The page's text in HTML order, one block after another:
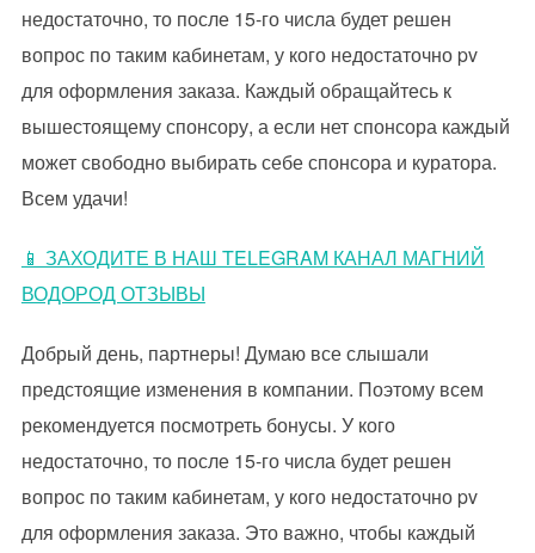
недостаточно, то после 15-го числа будет решен
вопрос по таким кабинетам, у кого недостаточно pv
для оформления заказа. Каждый обращайтесь к
вышестоящему спонсору, а если нет спонсора каждый
может свободно выбирать себе спонсора и куратора.
Всем удачи!
📱 ЗАХОДИТЕ В НАШ TELEGRAM КАНАЛ МАГНИЙ
ВОДОРОД ОТЗЫВЫ
Добрый день, партнеры! Думаю все слышали
предстоящие изменения в компании. Поэтому всем
рекомендуется посмотреть бонусы. У кого
недостаточно, то после 15-го числа будет решен
вопрос по таким кабинетам, у кого недостаточно pv
для оформления заказа. Это важно, чтобы каждый